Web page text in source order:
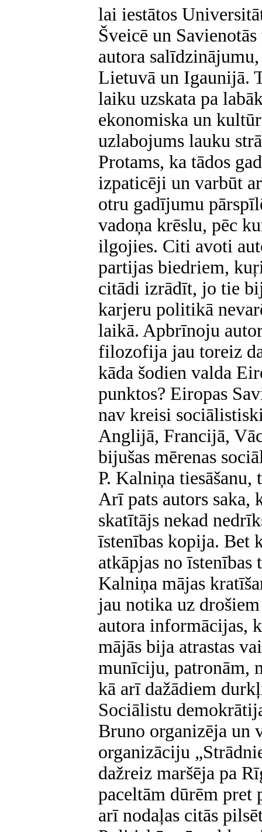
lai iestātos
Šveicē un
autora
Lietuvā un Igaunijā.
laiku uzskata pa
ekonomiska un
uzlabojums lauku
Protams, ka tādos
izpaticēji un varbūt
otru gadījumu
vadoņa krēslu, pēc
ilgojies. Citi avoti
partijas biedriem,
citādi izrādīt, jo tie
karjeru politikā
laikā. Apbrīnoju
filozofija jau toreiz
kāda šodien valda
punktos? Eiropas
nav kreisi
Anglijā, Francijā,
bijušas mērenas
P. Kalniņa tiesāšanu,
Arī pats autors saka,
skatītājs nekad
īstenības kopija. Bet
atkāpjas no īstenības
Kalniņa mājas
jau notika uz
autora informācijas,
mājās bija atrastas
munīciju, patronām,
kā arī dažādiem
Sociālistu
Bruno organizēja un
organizāciju
dažreiz maršēja pa
paceltām dūrēm pret
arī nodaļas citās